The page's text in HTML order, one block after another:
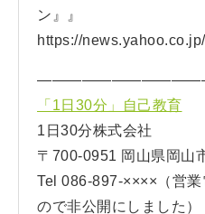
ン』』
https://
「1日30分」自己教育
1日30分株式会社
〒700-0951 岡山県岡山
Tel 086-897-××××（営
ので非公開にしました）